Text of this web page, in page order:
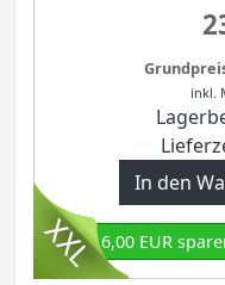
inkl.
16,00 EUR